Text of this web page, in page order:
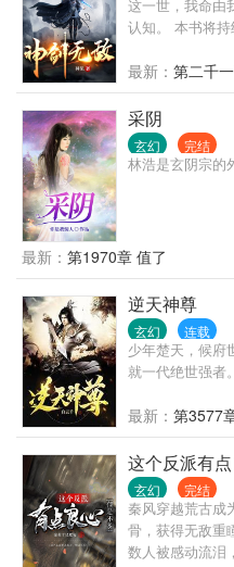
这一世，我命由
认知。 本书将
最新： 第二千
采阴
玄幻 完结
林浩是玄阴宗的
最新： 第1970章 值了
逆天神尊
玄幻 连载
少年楚天，候府
就一代绝世强者。
最新： 第3577
这个反派有
玄幻 完结
秦风穿越荒古成
骨，获得无敌
数人被感动流